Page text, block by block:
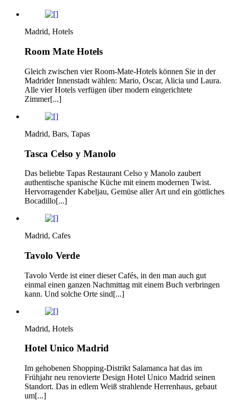
Madrid, Hotels
Room Mate Hotels
Gleich zwischen vier Room-Mate-Hotels können Sie in der
Madrider Innenstadt wählen: Mario, Oscar, Alicia und Laura.
Alle vier Hotels verfügen über modern eingerichtete
Zimmer[...]
Madrid, Bars, Tapas
Tasca Celso y Manolo
Das beliebte Tapas Restaurant Celso y Manolo zaubert
authentische spanische Küche mit einem modernen Twist.
Hervorragender Kabeljau, Gemüse aller Art und ein göttliches
Bocadillo[...]
Madrid, Cafes
Tavolo Verde
Tavolo Verde ist einer dieser Cafés, in den man auch gut
einmal einen ganzen Nachmittag mit einem Buch verbringen
kann. Und solche Orte sind[...]
Madrid, Hotels
Hotel Unico Madrid
Im gehobenen Shopping-Distrikt Salamanca hat das im
Frühjahr neu renovierte Design Hotel Unico Madrid seinen
Standort. Das in edlem Weiß strahlende Herrenhaus, gebaut
um[...]